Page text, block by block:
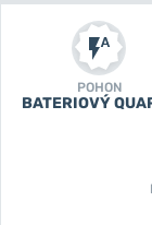
POHON
BATERIOVÝ